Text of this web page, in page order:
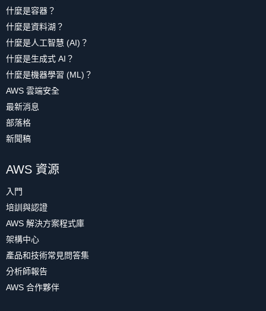
什麼是容器？
什麼是資料湖？
什麼是人工智慧 (AI)？
什麼是生成式 AI？
什麼是機器學習 (ML)？
AWS 雲端安全
最新消息
部落格
新聞稿
AWS 資源
入門
培訓與認證
AWS 解決方案程式庫
架構中心
產品和技術常見問答集
分析師報告
AWS 合作夥伴